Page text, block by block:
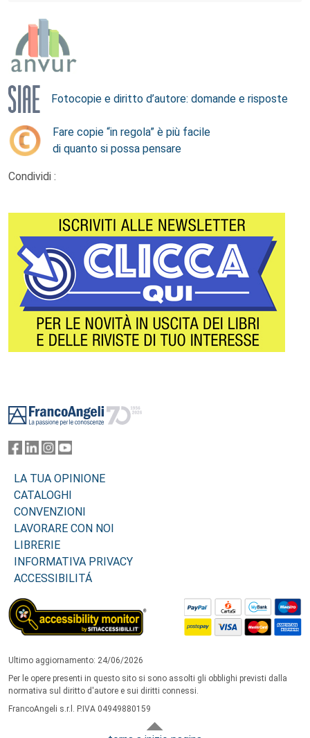
Fotocopie e diritto d’autore: domande e risposte
Fare copie “in regola” è più facile
di quanto si possa pensare
Condividi :
LA TUA OPINIONE
CATALOGHI
CONVENZIONI
LAVORARE CON NOI
LIBRERIE
INFORMATIVA PRIVACY
ACCESSIBILITÁ
Ultimo aggiornamento: 24/06/2026
Per le opere presenti in questo sito si sono assolti gli obblighi previsti dalla
normativa sul diritto d'autore e sui diritti connessi.
FrancoAngeli s.r.l. P.IVA 04949880159